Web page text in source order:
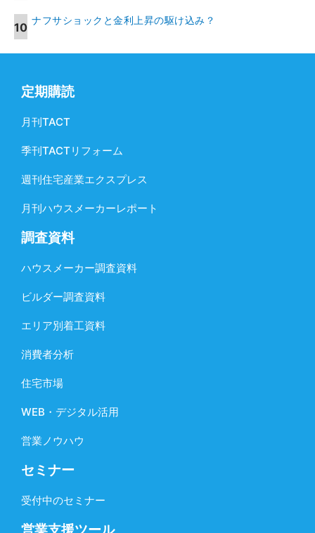
ナフサショックと金利上昇の駆け込み？
定期購読
月刊TACT
季刊TACTリフォーム
週刊住宅産業エクスプレス
月刊ハウスメーカーレポート
調査資料
ハウスメーカー調査資料
ビルダー調査資料
エリア別着工資料
消費者分析
住宅市場
WEB・デジタル活用
営業ノウハウ
セミナー
受付中のセミナー
営業支援ツール